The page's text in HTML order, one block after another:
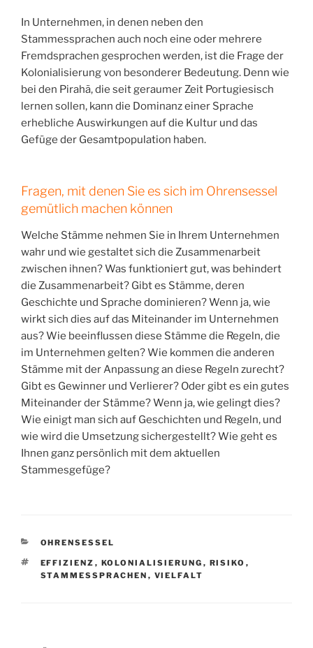
In Unternehmen, in denen neben den
Stammessprachen auch noch eine oder mehrere
Fremdsprachen gesprochen werden, ist die Frage der
Kolonialisierung von besonderer Bedeutung. Denn wie
bei den Pirahã, die seit geraumer Zeit Portugiesisch
lernen sollen, kann die Dominanz einer Sprache
erhebliche Auswirkungen auf die Kultur und das
Gefüge der Gesamtpopulation haben.
Fragen, mit denen Sie es sich im Ohrensessel
gemütlich machen können
Welche Stämme nehmen Sie in Ihrem Unternehmen
wahr und wie gestaltet sich die Zusammenarbeit
zwischen ihnen? Was funktioniert gut, was behindert
die Zusammenarbeit? Gibt es Stämme, deren
Geschichte und Sprache dominieren? Wenn ja, wie
wirkt sich dies auf das Miteinander im Unternehmen
aus? Wie beeinflussen diese Stämme die Regeln, die
im Unternehmen gelten? Wie kommen die anderen
Stämme mit der Anpassung an diese Regeln zurecht?
Gibt es Gewinner und Verlierer? Oder gibt es ein gutes
Miteinander der Stämme? Wenn ja, wie gelingt dies?
Wie einigt man sich auf Geschichten und Regeln, und
wie wird die Umsetzung sichergestellt? Wie geht es
Ihnen ganz persönlich mit dem aktuellen
Stammesgefüge?
KATEGORIEN
OHRENSESSEL
SCHLAGWÖRTER
EFFIZIENZ , KOLONIALISIERUNG , RISIKO ,
STAMMESSPRACHEN , VIELFALT
Beitragsnavigation